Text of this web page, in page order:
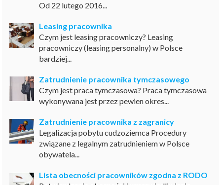
Od 22 lutego 2016...
Leasing pracownika
Czym jest leasing pracowniczy? Leasing
pracowniczy (leasing personalny) w Polsce
bardziej...
Zatrudnienie pracownika tymczasowego
Czym jest praca tymczasowa? Praca tymczasowa
wykonywana jest przez pewien okres...
Zatrudnienie pracownika z zagranicy
Legalizacja pobytu cudzoziemca Procedury
związane z legalnym zatrudnieniem w Polsce
obywatela...
Lista obecności pracowników zgodna z RODO